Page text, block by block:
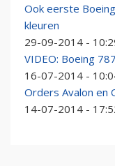
Ook eerste
kleuren
29-09-2014 -
VIDEO: Boeing
16-07-2014 -
Orders Avalon en
14-07-2014 -